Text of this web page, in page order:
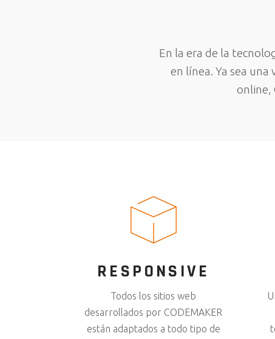
En la era de la
en línea. Ya sea
online,
RESPONSIVE
Todos los sitios web
desarrollados por CODEMAKER
están adaptados a todo tipo de